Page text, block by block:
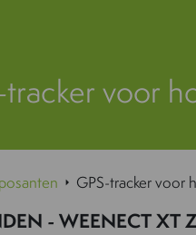
tracker voor
GPS-tracker voor
- WEENECT XT